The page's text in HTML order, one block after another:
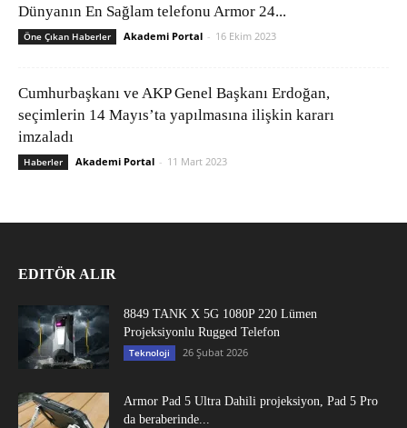
Dünyanın En Sağlam telefonu Armor 24...
Öne Çıkan Haberler Akademi Portal - 16 Ekim 2023
Cumhurbaşkanı ve AKP Genel Başkanı Erdoğan,
seçimlerin 14 Mayıs’ta yapılmasına ilişkin kararı
imzaladı
Haberler Akademi Portal - 11 Mart 2023
EDITÖR ALIR
8849 TANK X 5G 1080P 220 Lümen
Projeksiyonlu Rugged Telefon
Teknoloji 26 Şubat 2026
Armor Pad 5 Ultra Dahili projeksiyon, Pad 5 Pro
da beraberinde...